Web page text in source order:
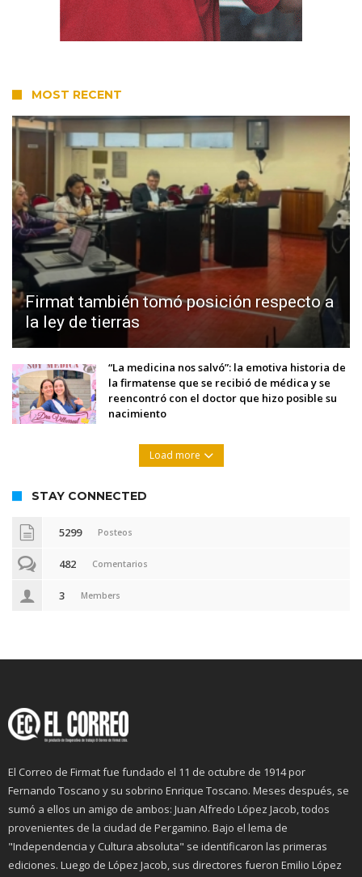
MOST RECENT
Firmat también tomó posición respecto a
la ley de tierras
“La medicina nos salvó”: la emotiva historia de
la firmatense que se recibió de médica y se
reencontró con el doctor que hizo posible su
nacimiento
Load more
STAY CONNECTED
5299 Posteos
482 Comentarios
3 Members
El Correo de Firmat fue fundado el 11 de octubre de 1914 por
Fernando Toscano y su sobrino Enrique Toscano. Meses después, se
sumó a ellos un amigo de ambos: Juan Alfredo López Jacob, todos
provenientes de la ciudad de Pergamino. Bajo el lema de
"Independencia y Cultura absoluta" se identificaron las primeras
ediciones. Luego de López Jacob, sus directores fueron Emilio López